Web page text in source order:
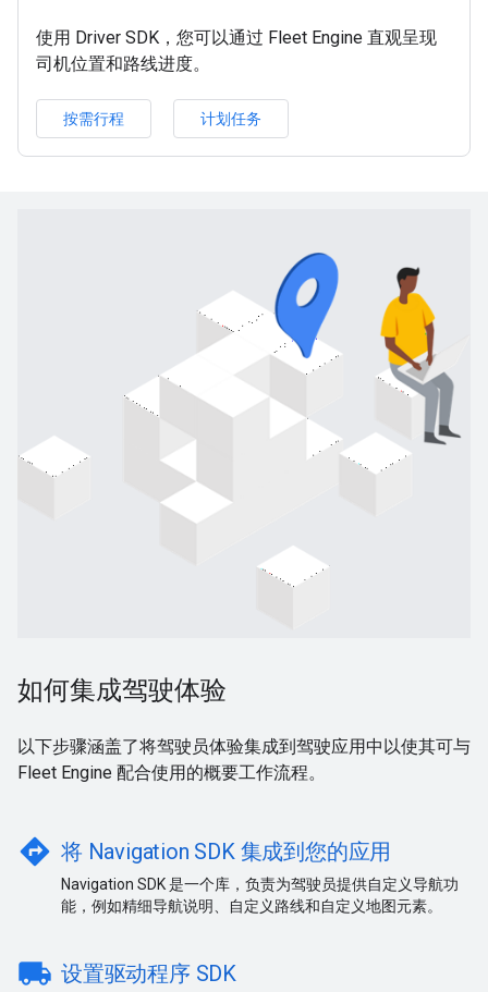
使用 Driver SDK，您可以通过 Fleet Engine 直观呈现
司机位置和路线进度。
按需行程 计划任务
如何集成驾驶体验
以下步骤涵盖了将驾驶员体验集成到驾驶应用中以使其可与
Fleet Engine 配合使用的概要工作流程。
directions 将 Navigation SDK 集成到您的应用
Navigation SDK 是一个库，负责为驾驶员提供自定义导航功
能，例如精细导航说明、自定义路线和自定义地图元素。
local_shipping 设置驱动程序 SDK